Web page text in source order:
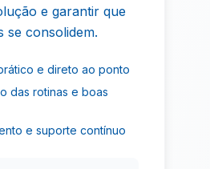
e garantir que
se consolidem.
e direto ao ponto
das rotinas e boas
e suporte contínuo